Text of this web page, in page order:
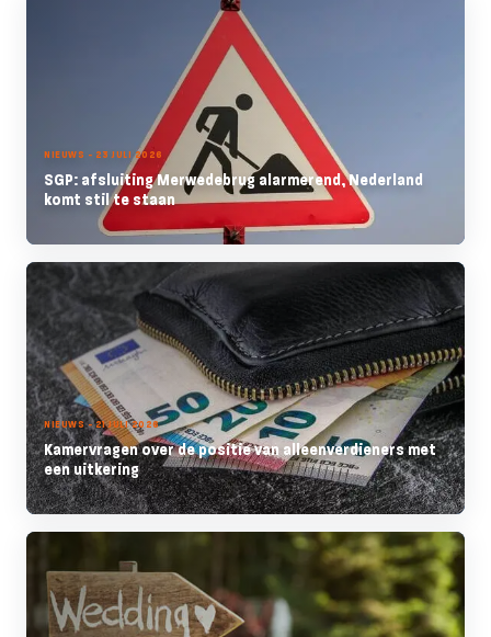
NIEUWS - 23 JULI 2026
SGP: afsluiting Merwedebrug alarmerend, Nederland
komt stil te staan
NIEUWS - 21 JULI 2026
Kamervragen over de positie van alleenverdieners met
een uitkering